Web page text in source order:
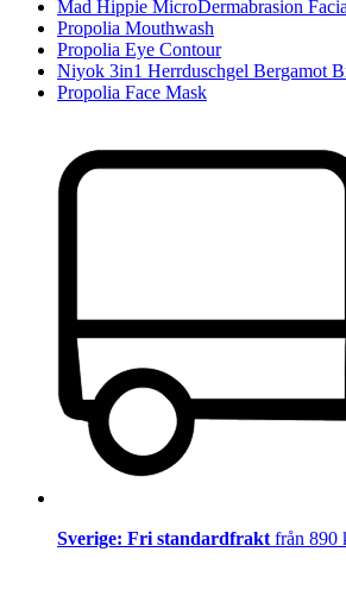
Mad Hippie MicroDermabrasion
Propolia Mouthwash
Propolia Eye Contour
Niyok 3in1 Herrduschgel Bergamot
Propolia Face Mask
Sverige: Fri standardfrakt från 890